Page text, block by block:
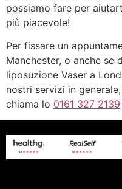
possiamo fare per
più piacevole!
Per fissare un
Manchester, o anche se
liposuzione Vaser a
nostri servizi in generale,
chiama lo 0161 327 2139